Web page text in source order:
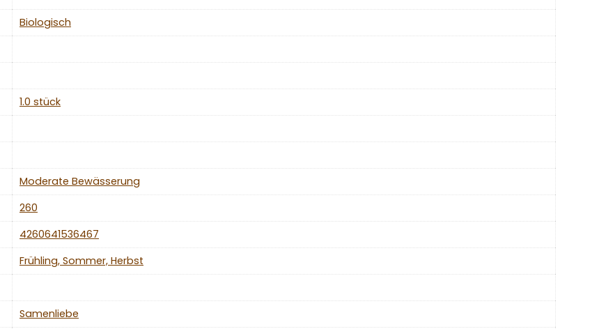
‎Biologisch
‎1.0 stück
‎Moderate Bewässerung
‎260
‎4260641536467
‎Frühling, Sommer, Herbst
‎Samenliebe